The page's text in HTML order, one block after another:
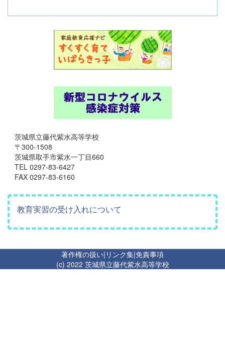
茨城県立藤代紫水高等学校
〒300-1508
茨城県取手市紫水一丁目660
TEL 0297-83-6427
FAX 0297-83-6160
教育実習の受け入れについて
著作権の扱い| リンク集|免責事項
(c) 2022 茨城県立藤代紫水高等学校